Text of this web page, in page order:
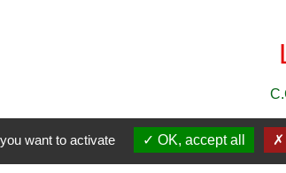
want to activate OK, accept all